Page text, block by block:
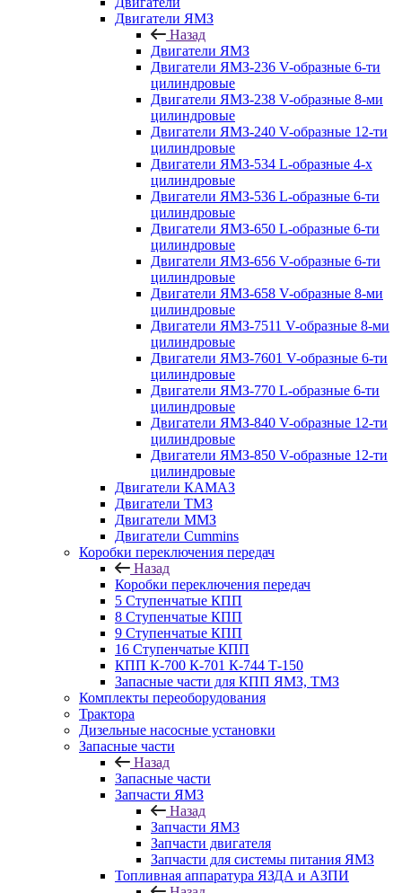
Двигатели ЯМЗ
Назад
Двигатели ЯМЗ
Двигатели ЯМЗ-236 V-образные 6-ти
цилиндровые
Двигатели ЯМЗ-238 V-образные 8-ми
цилиндровые
Двигатели ЯМЗ-240 V-образные 12-ти
цилиндровые
Двигатели ЯМЗ-534 L-образные 4-х
цилиндровые
Двигатели ЯМЗ-536 L-образные 6-ти
цилиндровые
Двигатели ЯМЗ-650 L-образные 6-ти
цилиндровые
Двигатели ЯМЗ-656 V-образные 6-ти
цилиндровые
Двигатели ЯМЗ-658 V-образные 8-ми
цилиндровые
Двигатели ЯМЗ-7511 V-образные 8-ми
цилиндровые
Двигатели ЯМЗ-7601 V-образные 6-ти
цилиндровые
Двигатели ЯМЗ-770 L-образные 6-ти
цилиндровые
Двигатели ЯМЗ-840 V-образные 12-ти
цилиндровые
Двигатели ЯМЗ-850 V-образные 12-ти
цилиндровые
Двигатели КАМАЗ
Двигатели ТМЗ
Двигатели ММЗ
Двигатели Cummins
Коробки переключения передач
Назад
Коробки переключения передач
5 Ступенчатые КПП
8 Ступенчатые КПП
9 Ступенчатые КПП
16 Ступенчатые КПП
КПП К-700 К-701 К-744 Т-150
Запасные части для КПП ЯМЗ, ТМЗ
Комплекты переоборудования
Трактора
Дизельные насосные установки
Запасные части
Назад
Запасные части
Запчасти ЯМЗ
Назад
Запчасти ЯМЗ
Запчасти двигателя
Запчасти для системы питания ЯМЗ
Топливная аппаратура ЯЗДА и АЗПИ